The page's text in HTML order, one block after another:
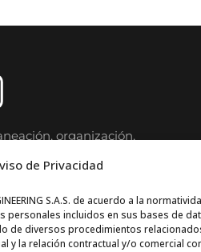
de Privacidad
S.A.S. de acuerdo a la
personales incluidos en sus bases de
de diversos procedimientos
y la relación contractual y/o comercial
organización,
de proyectos de
y levantamiento del
terreno.